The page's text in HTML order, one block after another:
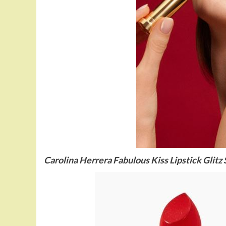
Carolina Herrera Fabulous Kiss Lipstick Glitz